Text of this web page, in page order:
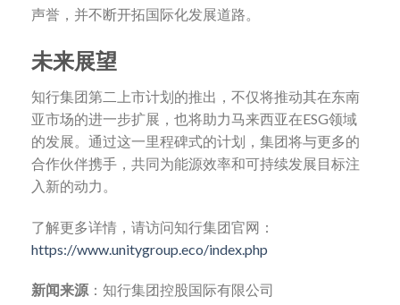
声誉，并不断开拓国际化发展道路。
未来展望
知行集团第二上市计划的推出，不仅将推动其在东南
亚市场的进一步扩展，也将助力马来西亚在ESG领域
的发展。通过这一里程碑式的计划，集团将与更多的
合作伙伴携手，共同为能源效率和可持续发展目标注
入新的动力。
了解更多详情，请访问知行集团官网：
https://www.unitygroup.eco/index.php
新闻来源 ：知行集团控股国际有限公司